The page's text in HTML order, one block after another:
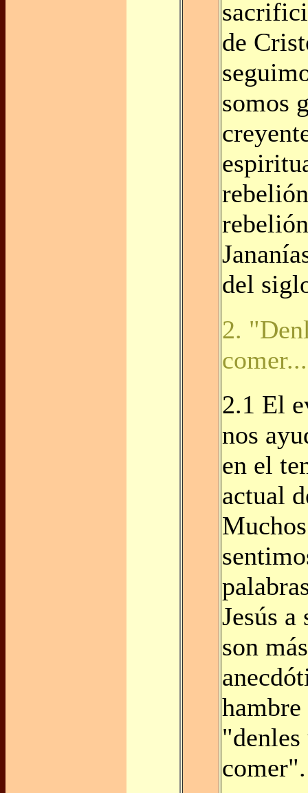
de
somos
del
2.
2.1 El
nos
en el
actual
Jesús a
son
"denles
comer".